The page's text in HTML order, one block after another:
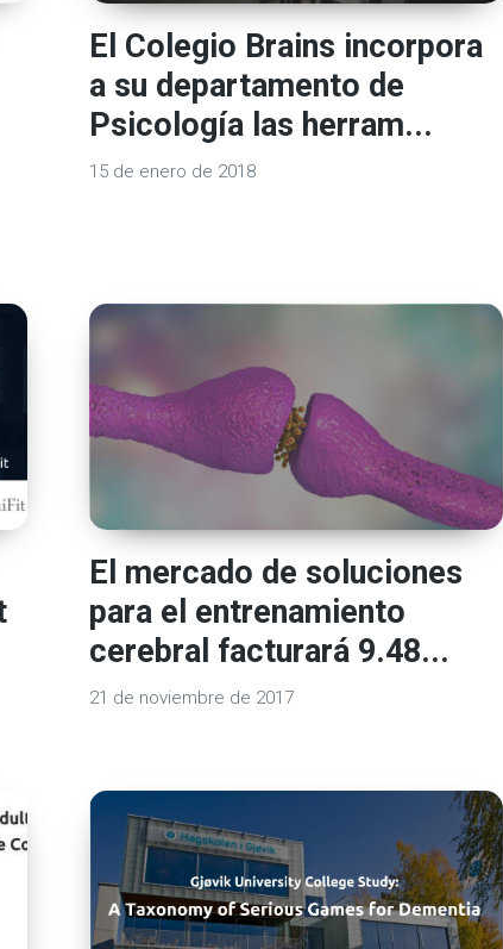
El Colegio Brains incorpora
a su departamento de
Psicología las herram...
15 de enero de 2018
El mercado de soluciones
para el entrenamiento
cerebral facturará 9.48...
21 de noviembre de 2017